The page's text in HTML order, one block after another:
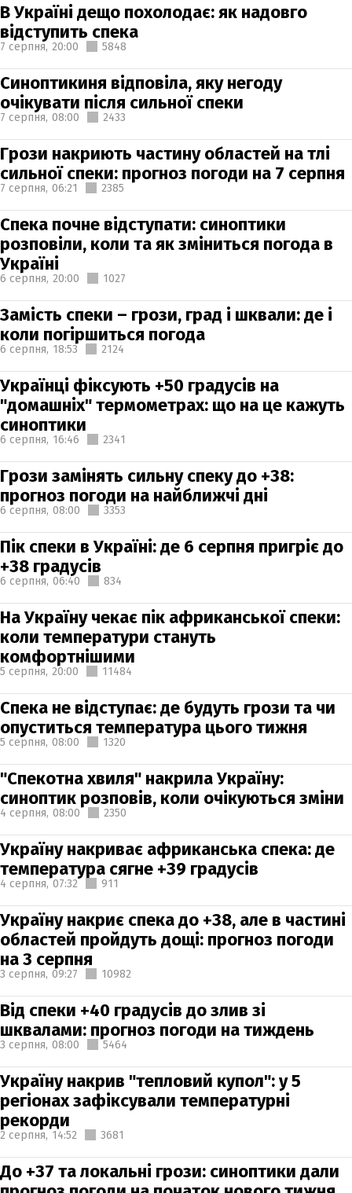
В Україні дещо похолодає: як надовго
відступить спека
7 серпня, 20:00 5848
Синоптикиня відповіла, яку негоду
очікувати після сильної спеки
7 серпня, 08:00 2433
Грози накриють частину областей на тлі
сильної спеки: прогноз погоди на 7 серпня
7 серпня, 06:21 2385
Спека почне відступати: синоптики
розповіли, коли та як зміниться погода в
Україні
6 серпня, 20:00 1027
Замість спеки – грози, град і шквали: де і
коли погіршиться погода
6 серпня, 18:53 2124
Українці фіксують +50 градусів на
"домашніх" термометрах: що на це кажуть
синоптики
6 серпня, 16:46 2341
Грози замінять сильну спеку до +38:
прогноз погоди на найближчі дні
6 серпня, 08:00 3353
Пік спеки в Україні: де 6 серпня пригріє до
+38 градусів
6 серпня, 06:40 834
На Україну чекає пік африканської спеки:
коли температури стануть
комфортнішими
5 серпня, 20:00 11484
Спека не відступає: де будуть грози та чи
опуститься температура цього тижня
5 серпня, 08:00 1320
"Спекотна хвиля" накрила Україну:
синоптик розповів, коли очікуються зміни
4 серпня, 08:00 2350
Україну накриває африканська спека: де
температура сягне +39 градусів
4 серпня, 07:32 911
Україну накриє спека до +38, але в частині
областей пройдуть дощі: прогноз погоди
на 3 серпня
3 серпня, 09:27 10982
Від спеки +40 градусів до злив зі
шквалами: прогноз погоди на тиждень
3 серпня, 08:00 5464
Україну накрив "тепловий купол": у 5
регіонах зафіксували температурні
рекорди
2 серпня, 14:52 3681
До +37 та локальні грози: синоптики дали